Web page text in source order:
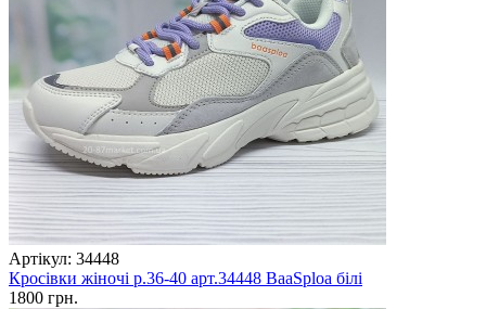
Артікул: 34448
Кросівки жіночі р.36-40 арт.34448 BaaSploa білі
1800 грн.